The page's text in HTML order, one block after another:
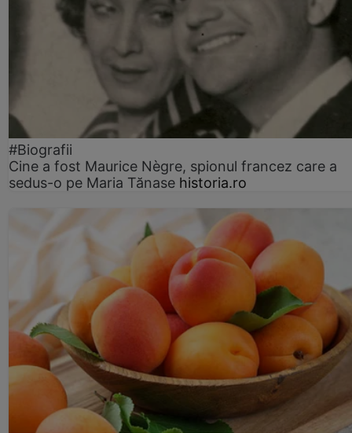
#Biografii
Cine a fost Maurice Nègre, spionul francez care a
sedus-o pe Maria Tănase historia.ro